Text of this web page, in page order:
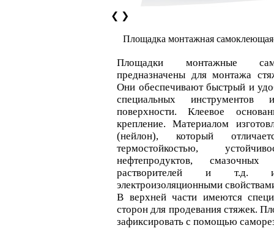
❮ ❯
Площадка монтажная
Площадки монтажные
предназначены для монтажа
Они обеспечивают быстрый и
специальных инструментов
поверхности. Клеевое
крепление. Материалом
(нейлон), который
термостойкостью,
нефтепродуктов, смазочных
растворителей и т.д.
электроизоляционными
В верхней части имеются
сторон для продевания стяжек.
зафиксировать с помощью